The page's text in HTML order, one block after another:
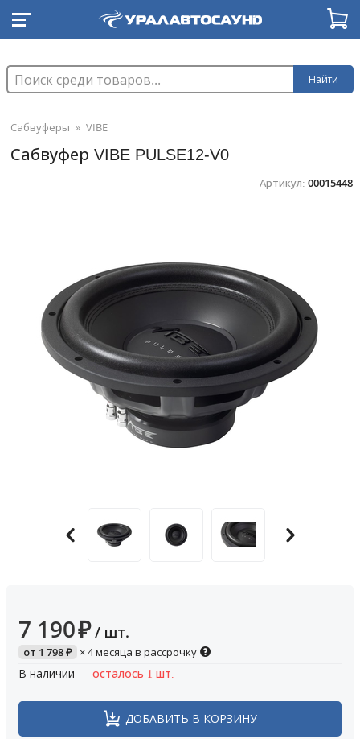
Найти
Сабвуферы » VIBE
Сабвуфер VIBE PULSE12-V0
Артикул: 00015448
7 190₽ / шт.
от 1 798₽ × 4 месяца в рассрочку
В наличии — осталось 1 шт.
ДОБАВИТЬ В КОРЗИНУ